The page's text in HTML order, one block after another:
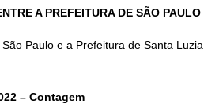
A PREFEITURA DE SÃO
Paulo e a Prefeitura de Santa Luzia
– Contagem